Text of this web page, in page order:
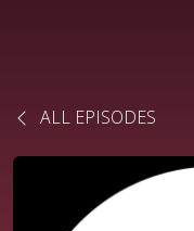
ALL EPISODES